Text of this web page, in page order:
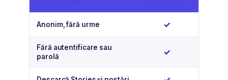
Anonim, fără urme ✓
Fără autentificare sau
parolă
✓